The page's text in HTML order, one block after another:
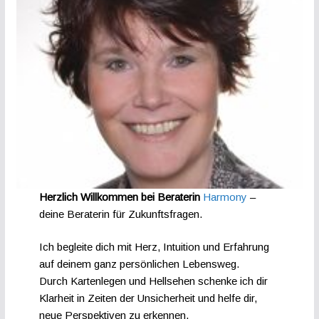
Herzlich Willkommen bei Beraterin Harmony –
deine Beraterin für Zukunftsfragen.
Ich begleite dich mit Herz, Intuition und Erfahrung
auf deinem ganz persönlichen Lebensweg.
Durch Kartenlegen und Hellsehen schenke ich dir
Klarheit in Zeiten der Unsicherheit und helfe dir,
neue Perspektiven zu erkennen.